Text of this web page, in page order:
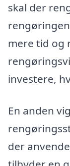
skal der
mere tid og
investere,
En anden
der